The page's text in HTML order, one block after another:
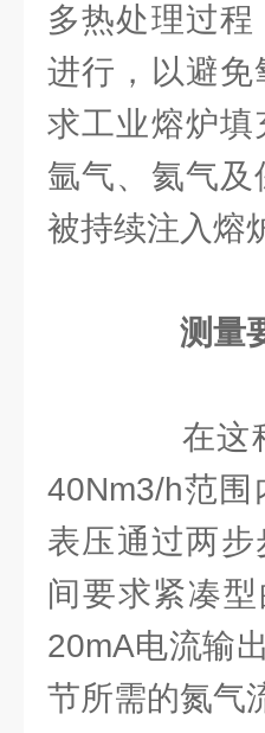
多热处理过
进行，以避
求工业熔炉
氩气、氦气
被持续注入熔
测量
在这种
40Nm3/h范
表压通过两
间要求紧凑
20mA电流输
节所需的氮气